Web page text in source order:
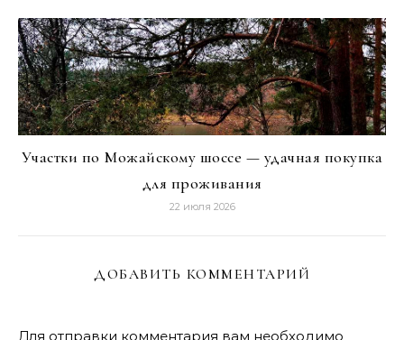
Участки по Можайскому шоссе — удачная покупка
для проживания
22 июля 2026
ДОБАВИТЬ КОММЕНТАРИЙ
Для отправки комментария вам необходимо